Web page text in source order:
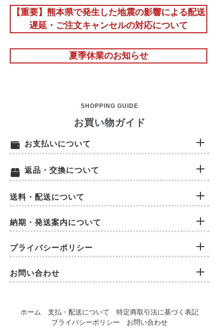
【重要】熊本県で発生した地震の影響による配送
遅延・ご注文キャンセルの対応について
夏季休業のお知らせ
SHOPPING GUIDE
お買い物ガイド
お支払いについて
返品・交換について
送料・配送について
納期・発送案内について
プライバシーポリシー
お問い合わせ
ホーム 支払・配送について
特定商取引法に基づく表記
プライバシーポリシー
お問い合わせ